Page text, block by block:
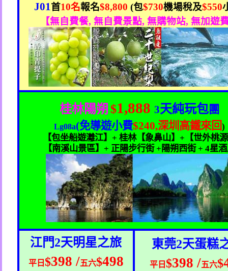
J01首10名報名$8,800 (包$730機場稅及$550
【無自費餐, 無自費景點, 無購物站, 無加遊
桂林陽朔 $1,8883天純玩包團
Lg08a(免導遊小費$240,深圳高鐵來回)
【包坐船遊灕江】 + 桂林【象鼻山】 + 【世外桃
【南溪山景區】+正陽步行街+ 陽朔西街+ 4星
江門2天明星之旅
平日 $398 /五六$498
東莞2天蛋糕
平日$398 /五六$